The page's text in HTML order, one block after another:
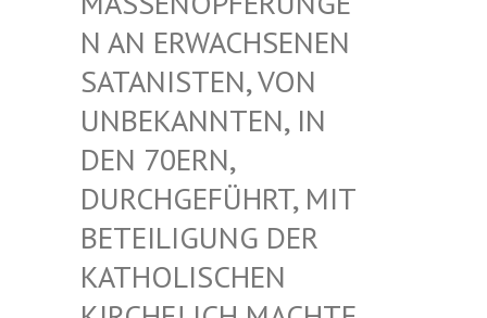
AN ERWACHSENEN S
ATANISTEN, VON U
NBEKANNTEN, IN D
EN 70ERN, D
URCHGEFÜHRT, MIT B
ETEILIGUNG DER K
ATHOLISCHEN K